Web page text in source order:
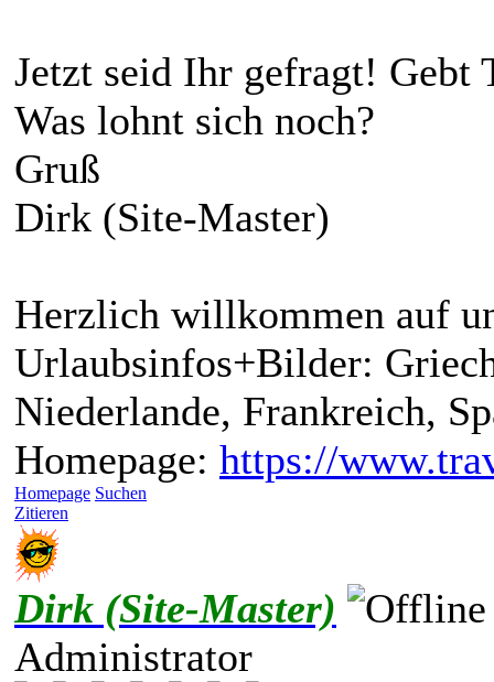
Jetzt seid Ihr gefragt! Gebt
Was lohnt sich noch?
Gruß
Dirk (Site-Master)
Herzlich willkommen auf
Urlaubsinfos+Bilder:
Niederlande, Frankreich,
Homepage: https://
Homepage Suchen
Zitieren
Dirk (Site-Master)
Administrator